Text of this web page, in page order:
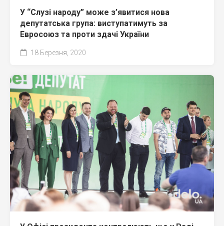
У “Слузі народу” може з’явитися нова
депутатська група: виступатимуть за
Евросоюз та проти здачі України
18 Березня, 2020